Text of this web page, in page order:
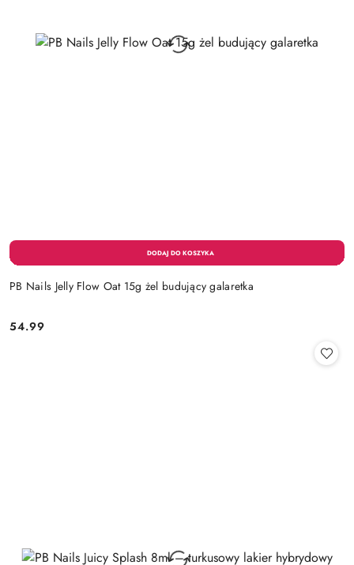
PB Nails Jelly Flow Oat 15g żel budujący galaretka
Cena:
54.99